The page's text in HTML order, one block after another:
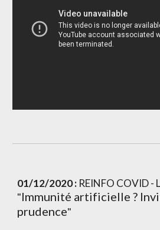
01/12/2020 : REINFO COVID -
"Immunité artificielle ?
prudence"